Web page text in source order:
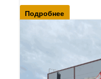
Подробнее